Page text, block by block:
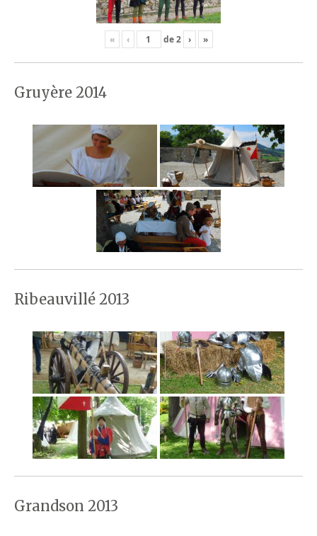
« ‹ de2 › »
Gruyère 2014
Ribeauvillé 2013
Grandson 2013